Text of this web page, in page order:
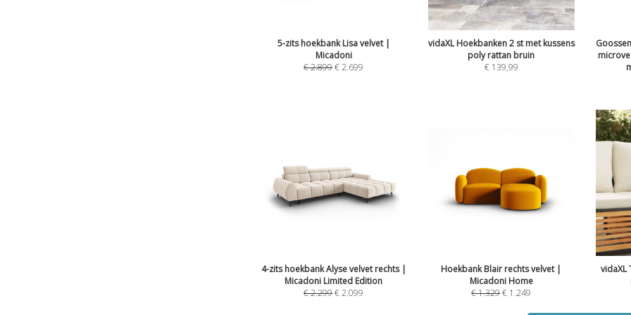
5-zits hoekbank Lisa velvet |
Micadoni
€2.899€2.699
vidaXL Hoekbanken 2 st met kussens
poly rattan bruin
€ 139,99
4-zits hoekbank Alyse velvet rechts |
Micadoni Limited Edition
€2.299€2.099
Hoekbank Blair rechts velvet |
Micadoni Home
€1.329€ 1.249
vidaXL